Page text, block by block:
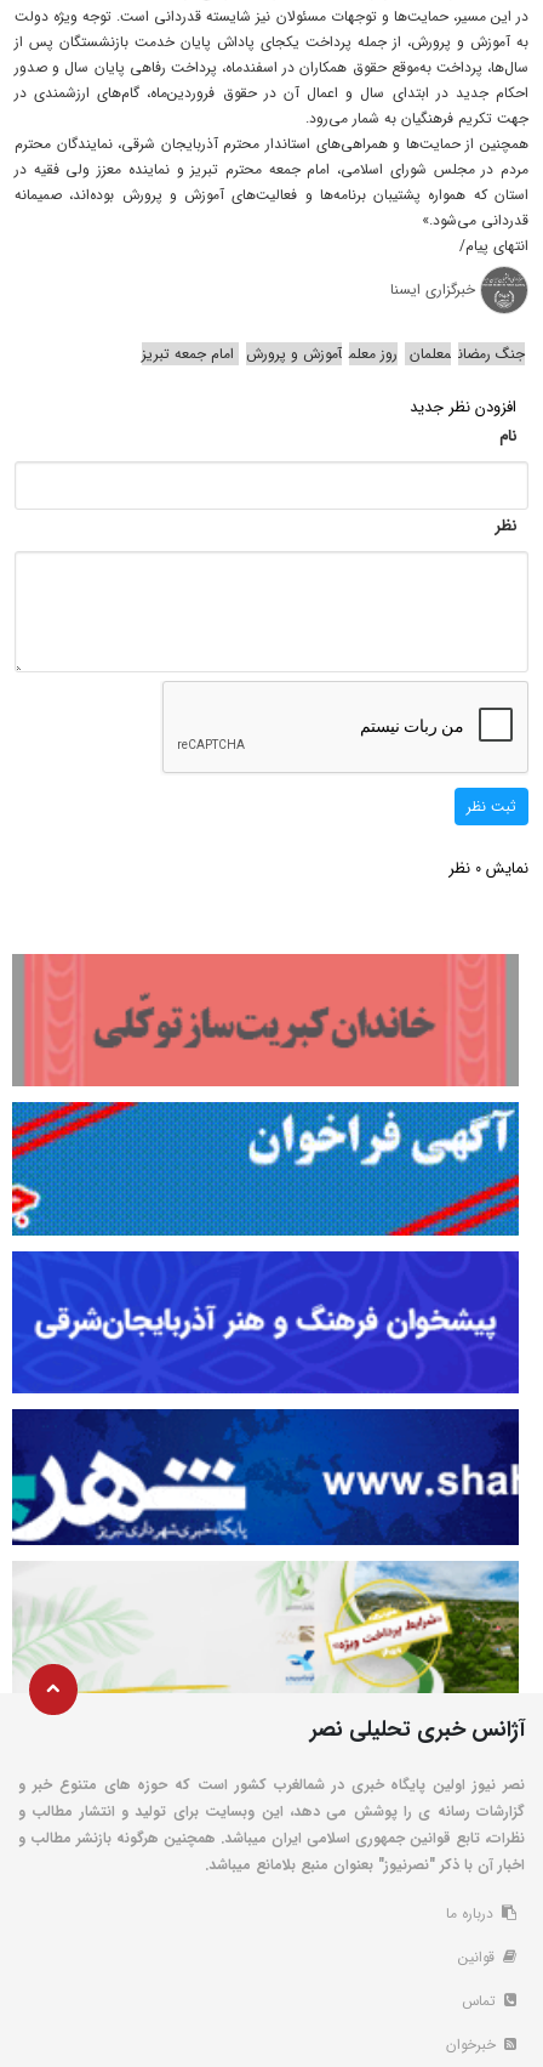
در این مسیر، حمایت‌ها و توجهات مسئولان نیز شایسته قدردانی است. توجه ویژه دولت
به آموزش و پرورش، از جمله پرداخت یکجای پاداش پایان خدمت بازنشستگان پس از
سال‌ها، پرداخت به‌موقع حقوق همکاران در اسفندماه، پرداخت رفاهی پایان سال و صدور
احکام جدید در ابتدای سال و اعمال آن در حقوق فروردین‌ماه، گام‌های ارزشمندی در
جهت تکریم فرهنگیان به شمار می‌رود.
همچنین از حمایت‌ها و همراهی‌های استاندار محترم آذربایجان شرقی، نمایندگان محترم
مردم در مجلس شورای اسلامی، امام جمعه محترم تبریز و نماینده معزز ولی فقیه در
استان که همواره پشتیبان برنامه‌ها و فعالیت‌های آموزش و پرورش بوده‌اند، صمیمانه
قدردانی می‌شود.»
انتهای پیام/
خبرگزاری ایسنا
جنگ رمضان معلمان روز معلم آموزش و پرورش امام جمعه تبریز
افزودن نظر جدید
نام
نظر
ثبت نظر
نمایش 0 نظر
آژانس خبری تحلیلی نصر
نصر نیوز اولین پایگاه خبری در شمالغرب کشور است که حوزه های متنوع خبر و
گزارشات رسانه ی را پوشش می دهد، این وبسایت برای تولید و انتشار مطالب و
نظرات، تابع قوانین جمهوری اسلامی ایران میباشد. همچنین هرگونه بازنشر مطالب و
اخبار آن با ذکر "نصرنیوز" بعنوان منبع بلامانع میباشد.
درباره ما
قوانین
تماس
خبرخوان